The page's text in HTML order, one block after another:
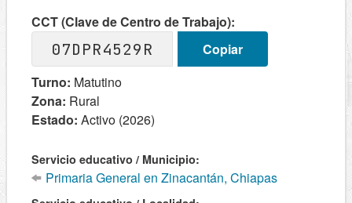
CCT (Clave de Centro de Trabajo):
07DPR4529R
Copiar
Turno: Matutino
Zona: Rural
Estado: Activo (2026)
Servicio educativo / Municipio:
Primaria General en Zinacantán, Chiapas